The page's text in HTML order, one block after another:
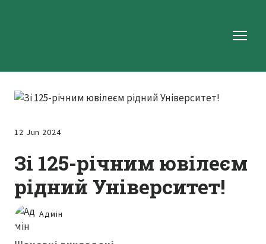
12 Jun 2024
Зі 125-річним ювілеєм
рідний Університет!
Адмін